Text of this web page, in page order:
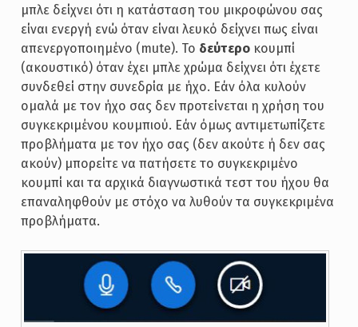
μπλε δείχνει ότι η κατάσταση του μικροφώνου σας
είναι ενεργή ενώ όταν είναι λευκό δείχνει πως είναι
απενεργοποιημένο (mute). Το δεύτεροκουμπί
(ακουστικό) όταν έχει μπλε χρώμα δείχνει ότι έχετε
συνδεθεί στην συνεδρία με ήχο. Εάν όλα κυλούν
ομαλά με τον ήχο σας δεν προτείνεται η χρήση του
συγκεκριμένου κουμπιού. Εάν όμως αντιμετωπίζετε
προβλήματα με τον ήχο σας (δεν ακούτε ή δεν σας
ακούν) μπορείτε να πατήσετε το συγκεκριμένο
κουμπί και τα αρχικά διαγνωστικά τεστ του ήχου θα
επαναληφθούν με στόχο να λυθούν τα συγκεκριμένα
προβλήματα.